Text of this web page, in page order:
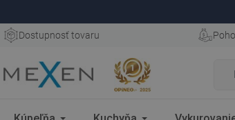
Dostupnosť tovaru